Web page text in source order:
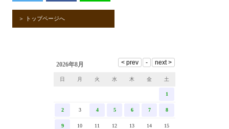
＞ トップページへ
2026年8月
日 月 火 水 木 金 土
1
2 3 4 5 6 7 8
9 10 11 12 13 14 15